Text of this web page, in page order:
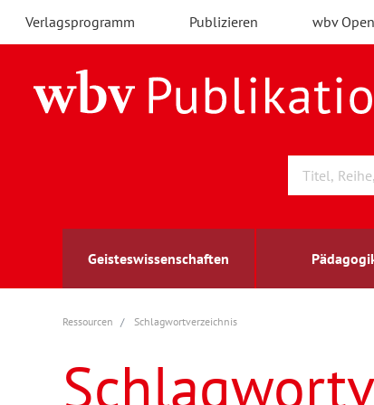
Verlagsprogramm Publizieren wbv
Geisteswissenschaften
Archäologie
Berufs- und Wirtschaftspädagogik
Arbeitsmarktforschung
Außenwirtschaft
berufsbildung
Ressourcen Schlagwortverzeichnis